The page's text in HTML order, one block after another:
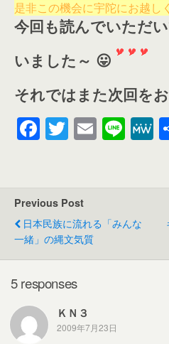
是非この機会に宇陀にお越し
今回も読んでいただ
いました～ 😛
それではまた次回を
F
a
e
b
o
o
k
T
wi
er
E
m
Li
n e
Previous Post
日本民族に流れる「みんな
一緒」の縄文気質
5 responses
ＫＮ３
2009年7月23日